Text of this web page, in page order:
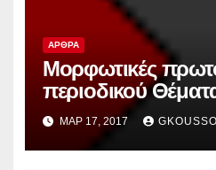
ΆΡΘΡΑ
Μορφωτικές
περιοδικού
το μήνα Μάρτη
μεγάλη
ΜΑΡ 17, 2017